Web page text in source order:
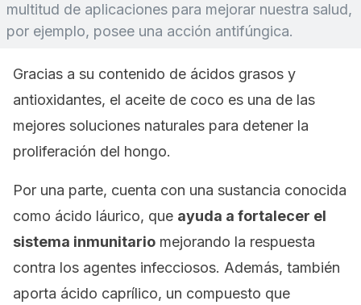
multitud de aplicaciones para mejorar nuestra salud,
por ejemplo, posee una acción antifúngica.
Gracias a su contenido de ácidos grasos y
antioxidantes, el aceite de coco es una de las
mejores soluciones naturales para detener la
proliferación del hongo.
Por una parte, cuenta con una sustancia conocida
como ácido láurico, que ayuda a fortalecer el
sistema inmunitario mejorando la respuesta
contra los agentes infecciosos. Además, también
aporta ácido caprílico, un compuesto que